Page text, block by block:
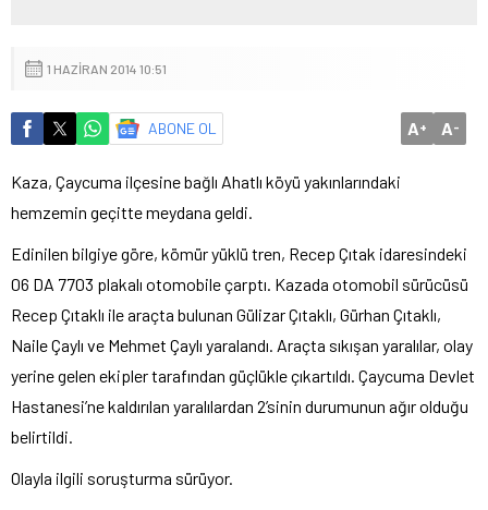
1 HAZIRAN 2014 10:51
ABONE OL A+ A-
Kaza, Çaycuma ilçesine bağlı Ahatlı köyü yakınlarındaki
hemzemin geçitte meydana geldi.
Edinilen bilgiye göre, kömür yüklü tren, Recep Çıtak idaresindeki
06 DA 7703 plakalı otomobile çarptı. Kazada otomobil sürücüsü
Recep Çıtaklı ile araçta bulunan Gülizar Çıtaklı, Gürhan Çıtaklı,
Naile Çaylı ve Mehmet Çaylı yaralandı. Araçta sıkışan yaralılar, olay
yerine gelen ekipler tarafından güçlükle çıkartıldı. Çaycuma Devlet
Hastanesi’ne kaldırılan yaralılardan 2’sinin durumunun ağır olduğu
belirtildi.
Olayla ilgili soruşturma sürüyor.